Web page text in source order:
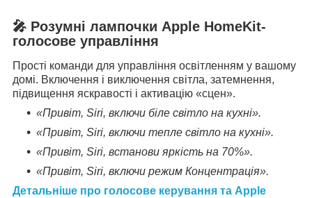
🎤 Розумні лампочки Apple HomeKit-
голосове управління
Прості команди для управління освітленням у вашому
домі. Включення і виключення світла, затемнення,
підвищення яскравості і активацію «сцен».
«Привіт, Siri, включи біле світло на кухні».
«Привіт, Siri, включи тепле світло на кухні».
«Привіт, Siri, встанови яркість на 70%».
«Привіт, Siri, включи режим Концентрація».
Детальніше про голосове керування та Apple